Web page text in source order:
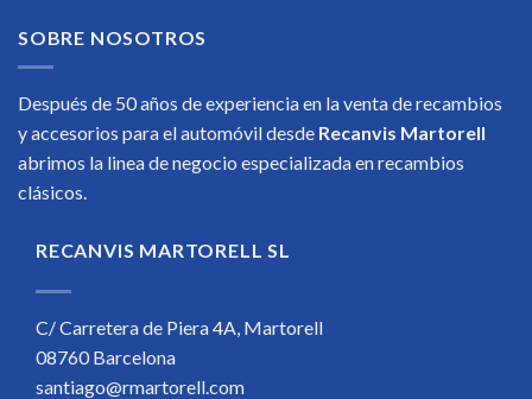
SOBRE NOSOTROS
Después de 50 años de experiencia en la venta de recambios
y accesorios para el automóvil desde Recanvis Martorell
abrimos la linea de negocio especializada en recambios
clásicos.
RECANVIS MARTORELL SL
C/ Carretera de Piera 4A, Martorell
08760 Barcelona
santiago@rmartorell.com